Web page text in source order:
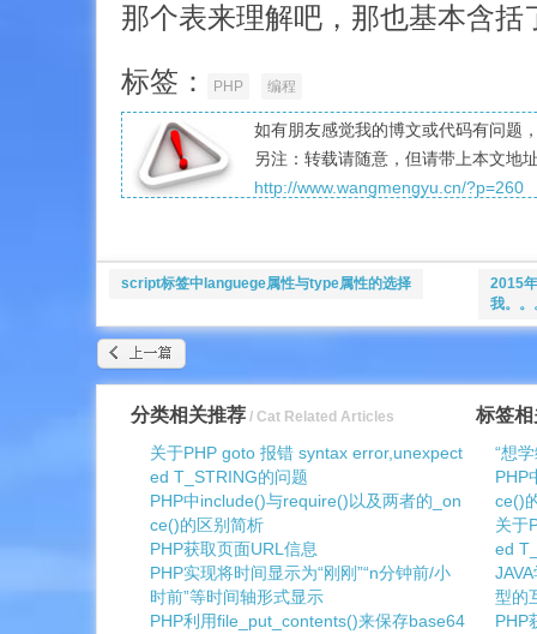
那个表来理解吧，那也基本含括
标签：
PHP 编程
如有朋友感觉我的博文或代码有问题
另注：转载请随意，但请带上本文地
http://www.wangmengyu.cn/?p=260
script标签中languege属性与type属性的选择
2015
我。。
分类相关推荐 / Cat Related Articles
关于PHP goto 报错 syntax error,unexpect
ed T_STRING的问题
PHP中include()与require()以及两者的_on
ce()的区别简析
PHP获取页面URL信息
PHP实现将时间显示为“刚刚”“n分钟前/小
时前”等时间轴形式显示
PHP利用file_put_contents()来保存base64
标签
“想
PHP
ce()
关于
ed
型的
PHP